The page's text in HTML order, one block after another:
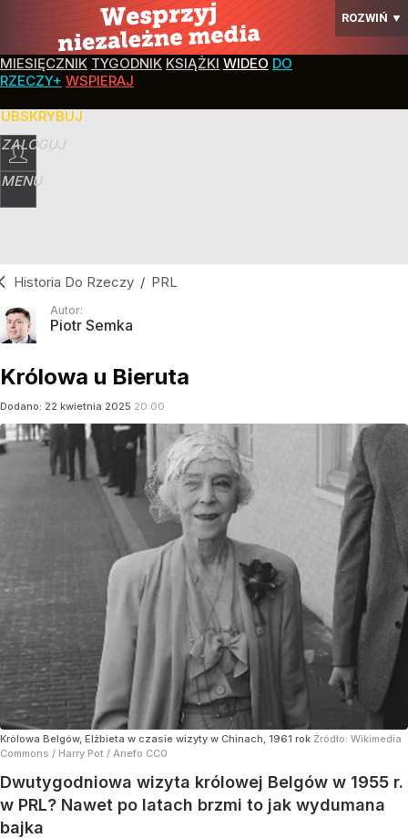
ROZWIŃ ▼
MIESIĘCZNIK TYGODNIK KSIĄŻKI WIDEO DO
RZECZY+ WSPIERAJ
ZALOGUJ
MENU
Historia Do Rzeczy / PRL
Autor:
Piotr Semka
Królowa u Bieruta
Dodano: 22 kwietnia 2025 20:00
Królowa Belgów, Elżbieta w czasie wizyty w Chinach, 1961 rok Źródło: Wikimedia
Commons / Harry Pot / Anefo CC0
Dwutygodniowa wizyta królowej Belgów w 1955 r.
w PRL? Nawet po latach brzmi to jak wydumana
bajka